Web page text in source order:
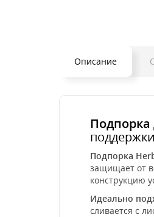
Описание
Подпорка
Подпорка
защищает от
конструкцию
Идеально
сливается с